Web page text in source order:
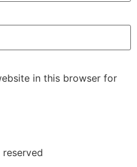
in this browser for